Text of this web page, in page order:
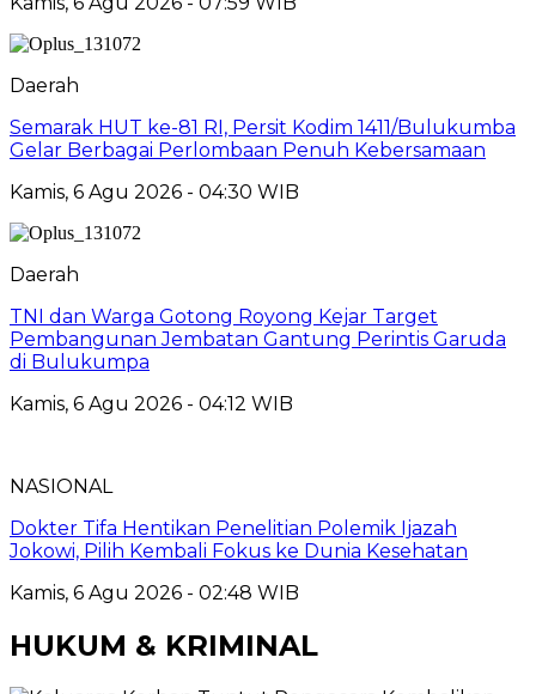
Daerah
Semarak HUT ke-81 RI, Persit Kodim 1411/Bulukumba
Gelar Berbagai Perlombaan Penuh Kebersamaan
Kamis, 6 Agu 2026 - 04:30 WIB
Daerah
TNI dan Warga Gotong Royong Kejar Target
Pembangunan Jembatan Gantung Perintis Garuda
di Bulukumpa
Kamis, 6 Agu 2026 - 04:12 WIB
NASIONAL
Dokter Tifa Hentikan Penelitian Polemik Ijazah
Jokowi, Pilih Kembali Fokus ke Dunia Kesehatan
Kamis, 6 Agu 2026 - 02:48 WIB
HUKUM & KRIMINAL